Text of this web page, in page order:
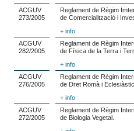
ACGUV
273/2005
Reglament de Règim
de Comercialització i
+ info
ACGUV
282/2005
Reglament de Règim
de Física de la Terra i
+ info
ACGUV
276/2005
Reglament de Règim
de Dret Romà i
+ info
ACGUV
272/2005
Reglament de Règim
de Biologia Vegetal.